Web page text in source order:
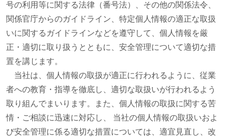
号の利用等に関する法律（番号法）、その他の関係法令、
関係官庁からのガイドライン、特定個人情報の適正な取扱
いに関するガイドラインなどを遵守して、個人情報を厳
正・適切に取り扱うとともに、安全管理について適切な措
置を講じます。
当社は、個人情報の取扱が適正に行われるように、従業
者への教育・指導を徹底し、適切な取扱いが行われるよう
取り組んでまいります。また、個人情報の取扱に関する苦
情・ご相談に迅速に対応し、 当社の個人情報の取扱いおよ
び安全管理に係る適切な措置については、適宜見直し、改